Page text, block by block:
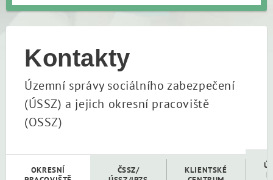
Kontakty
Územní správy sociálního zabezpečení
(ÚSSZ) a jejich okresní pracoviště
(OSSZ)
OKRESNÍ
ČSSZ/
KLIENTSKÉ